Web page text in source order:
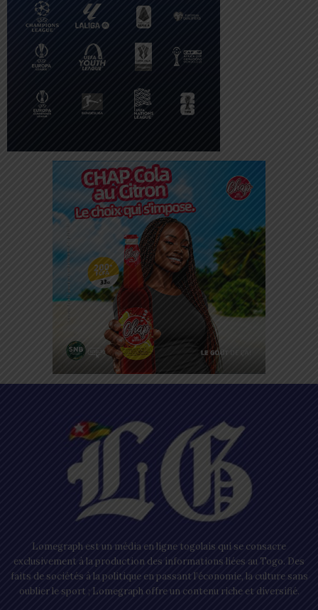
Lomegraph est un média en ligne togolais qui se consacre
exclusivement à la production des informations liées au Togo. Des
faits de sociétés à la politique en passant l’économie, la culture sans
oublier le sport ; Lomegraph offre un contenu riche et diversifié.